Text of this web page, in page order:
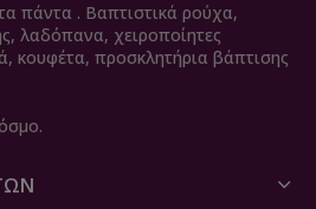
πάντα . Βαπτιστικά ρούχα,
λαδόπανα, χειροποίητες
κουφέτα, προσκλητήρια βάπτισης